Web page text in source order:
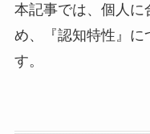
本記事では、個人に
め、『認知特性』に
す。